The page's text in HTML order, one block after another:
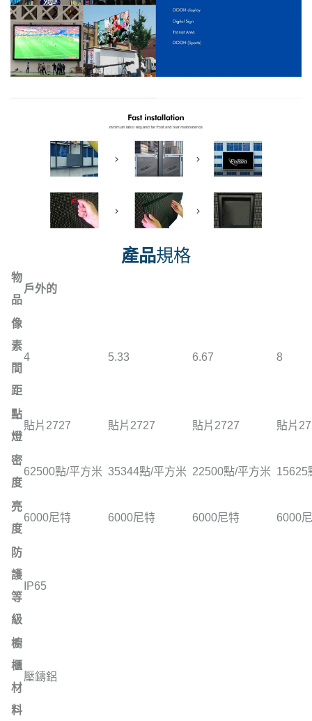
產品規格
物
品
戶外的
像
素
間
距
4 5.33 6.67 8
點
燈
貼片2727 貼片2727 貼片2727 貼片
密
度
62500點/平方米 35344點/平方米 22500點/平方米 15625
亮
度
6000尼特 6000尼特 6000尼特 6000
防
護
等
級
IP65
櫥
櫃
材
料
壓鑄鋁